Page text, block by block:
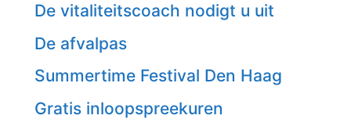
De vitaliteitscoach nodigt u uit
De afvalpas
Summertime Festival Den Haag
Gratis inloopspreekuren